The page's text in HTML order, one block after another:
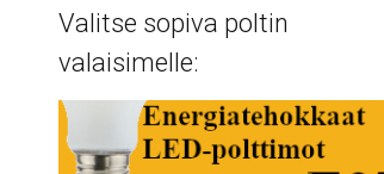
Valitse sopiva poltin
valaisimelle: